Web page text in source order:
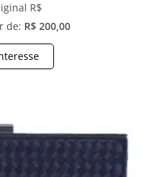
R$
de: R$ 200,00